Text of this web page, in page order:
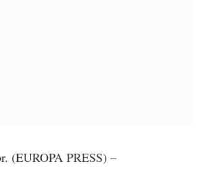
(EUROPA PRESS) –